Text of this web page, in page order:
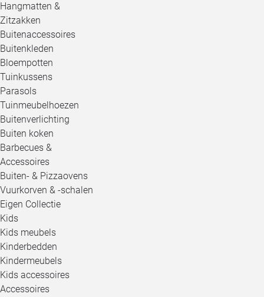
Hangmatten &
Zitzakken
Buitenaccessoires
Buitenkleden
Bloempotten
Tuinkussens
Parasols
Tuinmeubelhoezen
Buitenverlichting
Buiten koken
Barbecues &
Accessoires
Buiten- & Pizzaovens
Vuurkorven & -schalen
Eigen Collectie
Kids
Kids meubels
Kinderbedden
Kindermeubels
Kids accessoires
Accessoires